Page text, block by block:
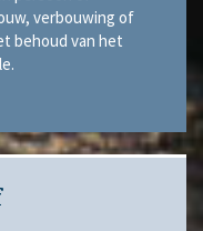
verbouwing of
behoud van het